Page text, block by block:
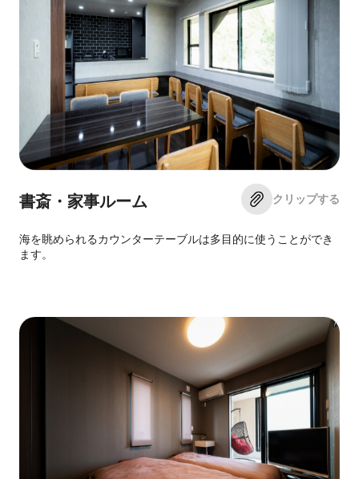
書斎・家事ルーム
海を眺められるカウンターテーブルは多目的に使うことができ
ます。
クリップする